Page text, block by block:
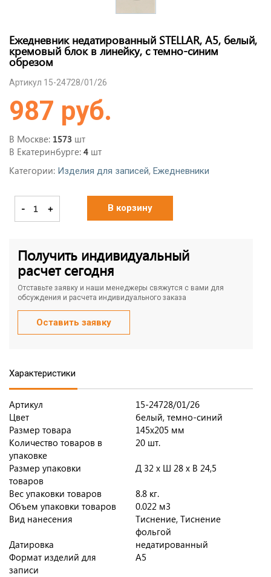
Ежедневник недатированный STELLAR, А5, белый,
кремовый блок в линейку, с темно-синим
обрезом
Артикул 15-24728/01/26
987 руб.
В Москве: 1573 шт
В Екатеринбурге: 4 шт
Категории: Изделия для записей, Ежедневники
- + В корзину
Получить индивидуальный
расчет сегодня
Отставьте заявку и наши менеджеры свяжутся с вами для
обсуждения и расчета индивидуального заказа
Оставить заявку
Характеристики
Артикул
15-24728/01/26
Цвет
белый, темно-синий
Размер товара
145х205 мм
Количество товаров в
упаковке
20 шт.
Размер упаковки
товаров
Д 32 x Ш 28 x В 24,5
Вес упаковки товаров
8.8 кг.
Объем упаковки товаров
0.022 м3
Вид нанесения
Тиснение, Тиснение
фольгой
Датировка
недатированный
Формат изделий для
записи
A5